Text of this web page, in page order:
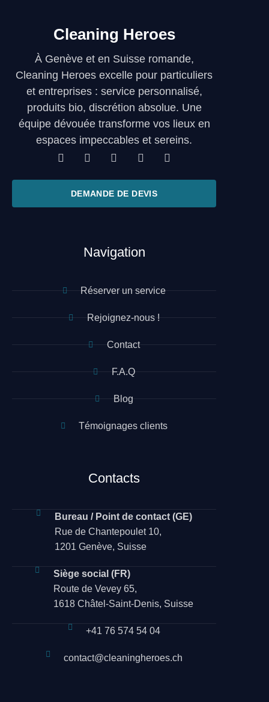
Cleaning Heroes
À Genève et en Suisse romande,
Cleaning Heroes excelle pour particuliers
et entreprises : service personnalisé,
produits bio, discrétion absolue. Une
équipe dévouée transforme vos lieux en
espaces impeccables et sereins.
DEMANDE DE DEVIS
Navigation
Réserver un service
Rejoignez-nous !
Contact
F.A.Q
Blog
Témoignages clients
Contacts
Bureau / Point de contact (GE)
Rue de Chantepoulet 10,
1201 Genève, Suisse
Siège social (FR)
Route de Vevey 65,
1618 Châtel-Saint-Denis, Suisse
+41 76 574 54 04
contact@cleaningheroes.ch